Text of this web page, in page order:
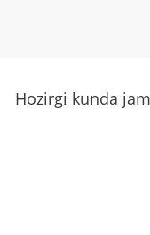
Hozirgi kunda